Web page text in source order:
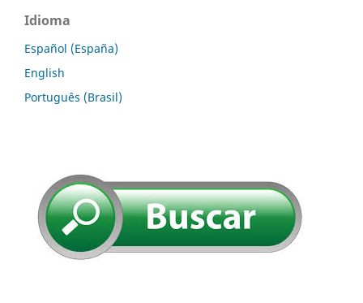
Idioma
Español (España)
English
Português (Brasil)